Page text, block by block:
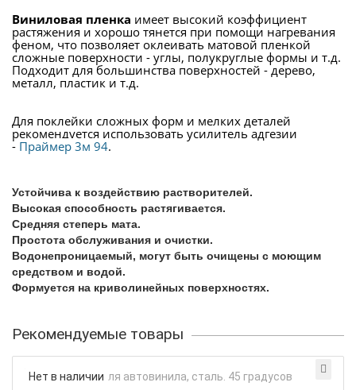
Виниловая пленка имеет высокий коэффициент
растяжения и хорошо тянется при помощи нагревания
феном, что позволяет оклеивать матовой пленкой
сложные поверхности - углы, полукруглые формы и т.д.
Подходит для большинства поверхностей - дерево,
металл, пластик и т.д.
Для поклейки сложных форм и мелких деталей
рекомендуется использовать усилитель адгезии
- Праймер 3м 94.
Устойчива к воздействию растворителей.
Высокая способность растягивается.
Средняя степерь мата.
Простота обслуживания и очистки.
Водонепроницаемый, могут быть очищены с моющим
средством и водой.
Формуется на криволинейных поверхностях.
Рекомендуемые товары
Нет в наличии